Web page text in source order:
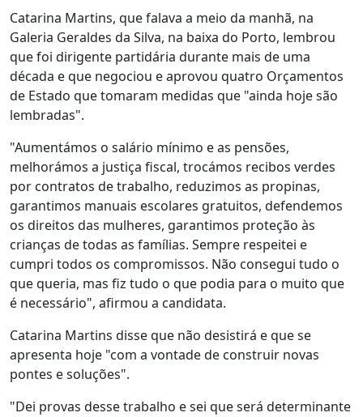
Catarina Martins, que falava a meio da manhã, na
Galeria Geraldes da Silva, na baixa do Porto, lembrou
que foi dirigente partidária durante mais de uma
década e que negociou e aprovou quatro Orçamentos
de Estado que tomaram medidas que "ainda hoje são
lembradas".
"Aumentámos o salário mínimo e as pensões,
melhorámos a justiça fiscal, trocámos recibos verdes
por contratos de trabalho, reduzimos as propinas,
garantimos manuais escolares gratuitos, defendemos
os direitos das mulheres, garantimos proteção às
crianças de todas as famílias. Sempre respeitei e
cumpri todos os compromissos. Não consegui tudo o
que queria, mas fiz tudo o que podia para o muito que
é necessário", afirmou a candidata.
Catarina Martins disse que não desistirá e que se
apresenta hoje "com a vontade de construir novas
pontes e soluções".
"Dei provas desse trabalho e sei que será determinante